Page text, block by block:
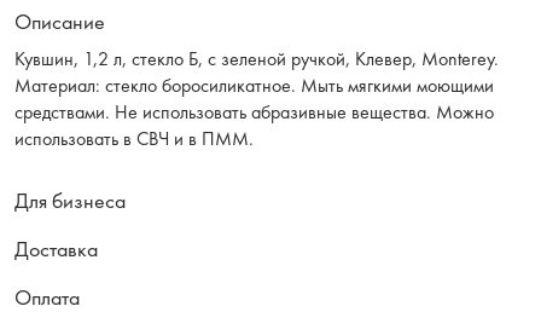
Описание
Кувшин, 1,2 л, стекло Б, с зеленой ручкой, Клевер, Monterey.
Материал: стекло боросиликатное. Мыть мягкими моющими
средствами. Не использовать абразивные вещества. Можно
использовать в СВЧ и в ПММ.
Для бизнеса
Доставка
Оплата